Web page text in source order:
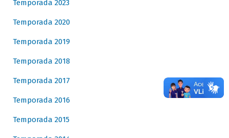
Temporada 2023
Temporada 2020
Temporada 2019
Temporada 2018
Temporada 2017
Temporada 2016
Temporada 2015